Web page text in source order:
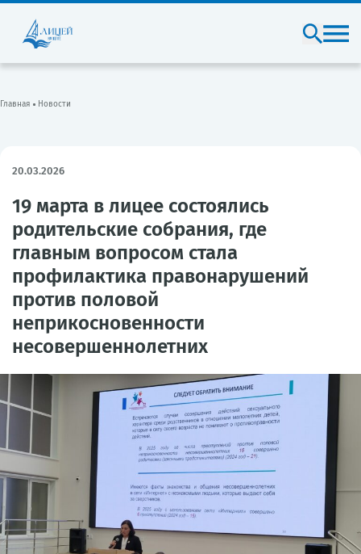
Главная Новости
20.03.2026
19 марта в лицее состоялись
родительские собрания, где
главным вопросом стала
профилактика правонарушений
против половой
неприкосновенности
несовершеннолетних